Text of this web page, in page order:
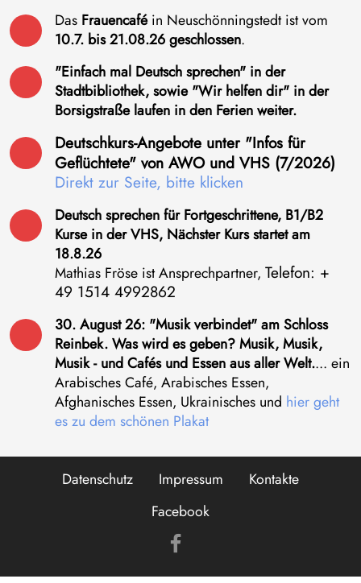
Das Frauencaféin Neuschönningstedt ist vom
10.7. bis 21.08.26 geschlossen.
"Einfach mal Deutsch sprechen" in der
Stadtbibliothek, sowie "Wir helfen dir" in der
Borsigstraße laufen in den Ferien weiter.
Deutschkurs-Angebote unter "Infos für
Geflüchtete" von AWO und VHS (7/2026)
Direkt zur Seite, bitte klicken
Deutsch sprechen für Fortgeschrittene, B1/B2
Kurse in der VHS, Nächster Kurs startet am
18.8.26
Mathias Fröse ist Ansprechpartner, Telefon: +
49 1514 4992862
30. August 26: "Musik verbindet" am Schloss
Reinbek. Was wird es geben? Musik, Musik,
Musik - und Cafés und Essenausaller Welt.... ein
Arabisches Café, Arabisches Essen,
Afghanisches Essen, Ukrainisches und hier geht
es zu dem schönen Plakat
Datenschutz Impressum
Kontakte
Facebook